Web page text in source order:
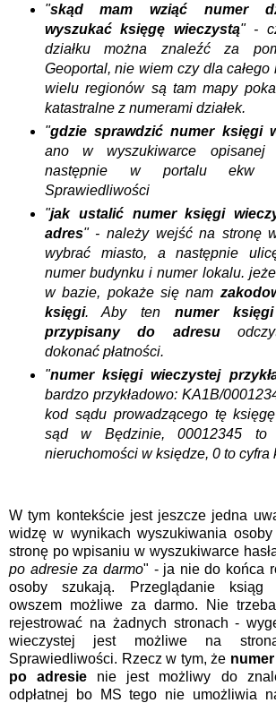
"skąd mam wziąć numer
wyszukać księgę wieczystą" -
działku można znaleźć za
Geoportal, nie wiem czy dla całego
wielu regionów są tam mapy
katastralne z numerami działek.
"gdzie sprawdzić numer księgi
ano w wyszukiwarce opisanej
następnie w portalu ekw
Sprawiedliwości
"jak ustalić numer księgi
adres" - należy wejść na stronę
wybrać miasto, a następnie
numer budynku i numer lokalu.
w bazie, pokaże się nam
księgi. Aby ten numer
przypisany do adresu
dokonać płatności.
"numer księgi wieczystej
bardzo przykładowo: KA1B/
kod sądu prowadzącego tę
sąd w Będzinie, 00012345 to
nieruchomości w księdze, 0 to cyfra
W tym kontekście jest jeszcze jedna
widzę w wynikach wyszukiwania
stronę po wpisaniu w wyszukiwarce
po adresie za darmo" - ja nie do końca
osoby szukają. Przeglądanie ksiąg
owszem możliwe za darmo. Nie
rejestrować na żadnych stronach -
wieczystej jest możliwe na
Sprawiedliwości. Rzecz w tym, że
po adresie nie jest możliwy do
odpłatnej bo MS tego nie umożliwia